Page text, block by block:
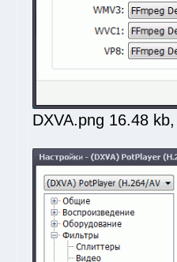
DXVA.png 16.48